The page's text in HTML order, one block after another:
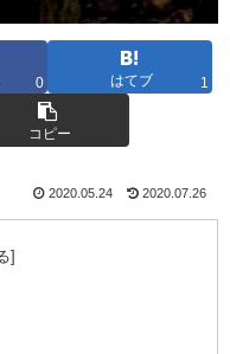
0 はてブ 1
コピー
2020.05.24 2020.07.26